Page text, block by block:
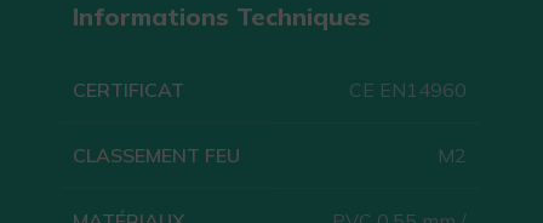
Informations Techniques
CERTIFICAT CE EN14960
CLASSEMENT FEU M2